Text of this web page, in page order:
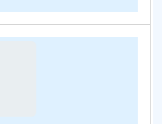
nível
Melhores
empresas